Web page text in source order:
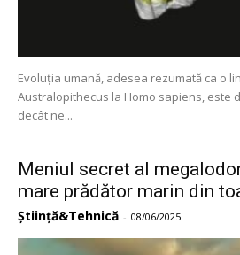
Evoluția umană, adesea rezumată ca o
Australopithecus la Homo sapiens, este
decât ne...
Meniul secret al
mare prădător marin din
Știință&Tehnică - 08/06/2025